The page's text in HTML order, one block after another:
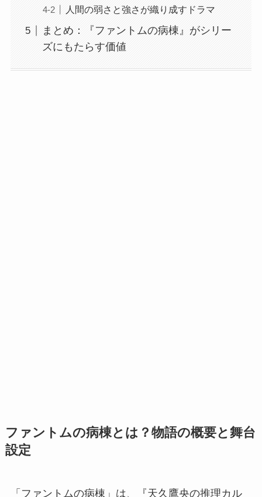
人間の弱さと強さが織り成すドラマ
まとめ：『ファントムの病棟』がシリー
ズにもたらす価値
ファントムの病棟とは？物語の概要と舞台
設定
「ファントムの病棟」は、『天久鷹央の推理カル